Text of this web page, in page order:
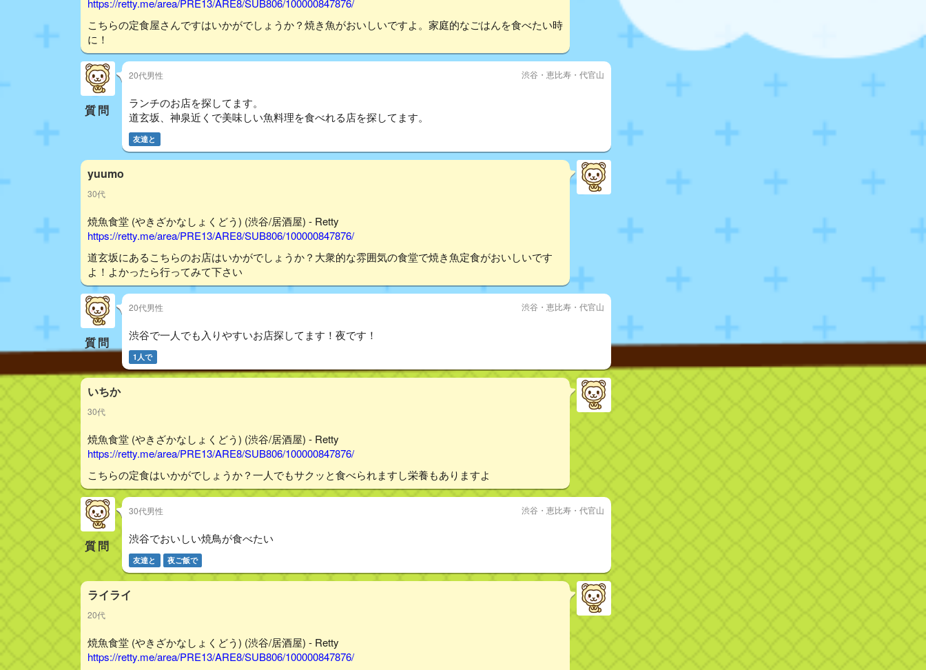
https://retty.me/area/PRE13/ARE8/SUB806/100000847876/
こちらの定食屋さんですはいかがでしょうか？焼き魚がおいしいですよ。家庭的なごはんを食べたい時
に！
質問
20代男性 渋谷・恵比寿・代官山
ランチのお店を探してます。
道玄坂、神泉近くで美味しい魚料理を食べれる店を探してます。
友達と
yuumo
30代
焼魚食堂 (やきざかなしょくどう) (渋谷/居酒屋) - Retty
https://retty.me/area/PRE13/ARE8/SUB806/100000847876/
道玄坂にあるこちらのお店はいかがでしょうか？大衆的な雰囲気の食堂で焼き魚定食がおいしいです
よ！よかったら行ってみて下さい
質問
20代男性 渋谷・恵比寿・代官山
渋谷で一人でも入りやすいお店探してます！夜です！
1人で
いちか
30代
焼魚食堂 (やきざかなしょくどう) (渋谷/居酒屋) - Retty
https://retty.me/area/PRE13/ARE8/SUB806/100000847876/
こちらの定食はいかがでしょうか？一人でもサクッと食べられますし栄養もありますよ
質問
30代男性 渋谷・恵比寿・代官山
渋谷でおいしい焼鳥が食べたい
友達と 夜ご飯で
ライライ
20代
焼魚食堂 (やきざかなしょくどう) (渋谷/居酒屋) - Retty
https://retty.me/area/PRE13/ARE8/SUB806/100000847876/